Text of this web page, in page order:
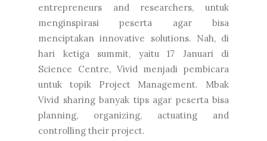
entrepreneurs and researchers, untuk
menginspirasi peserta agar bisa
menciptakan innovative solutions. Nah, di
hari ketiga summit, yaitu 17 Januari di
Science Centre, Vivid menjadi pembicara
untuk topik Project Management. Mbak
Vivid sharing banyak tips agar peserta bisa
planning, organizing, actuating and
controlling their project.